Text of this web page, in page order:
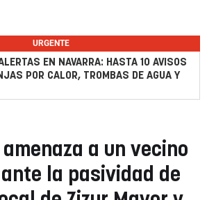
URGENTE
EN NAVARRA: HASTA 10 AVISOS
POR CALOR, TROMBAS DE AGUA Y
a un vecino
la pasividad de